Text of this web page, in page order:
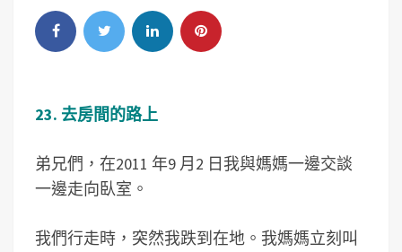
23. 去房間的路上
弟兄們，在2011 年9 月2 日我與媽媽一邊交談
一邊走向臥室。
我們行走時，突然我跌到在地。我媽媽立刻叫